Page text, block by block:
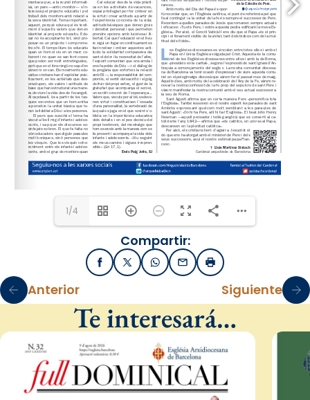
1/4
Compartir:
FacebookX / TwitterWhatsApp
EmailImprimir
Anterior Siguiente
Te interesará…